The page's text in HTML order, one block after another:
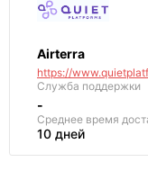
Airterra
https://
Служба поддержки
-
Среднее время
10 дней